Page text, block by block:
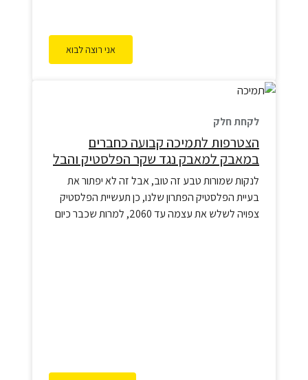
אני רוצה לבוא
לקחת חלק
הצטרפות לתמיכה קבועה כחברים
במאבק למאבק נגד שקר הפלסטיק והבל
המיחזור!
לנקות שמורות טבע זה טוב, אבל זה לא יפתור את
בעיית הפלסטיק הפתרון שלנו, כן תעשיית הפלסטיק
צפויה לשלש את עצמה עד 2060, למרות שכבר כיום